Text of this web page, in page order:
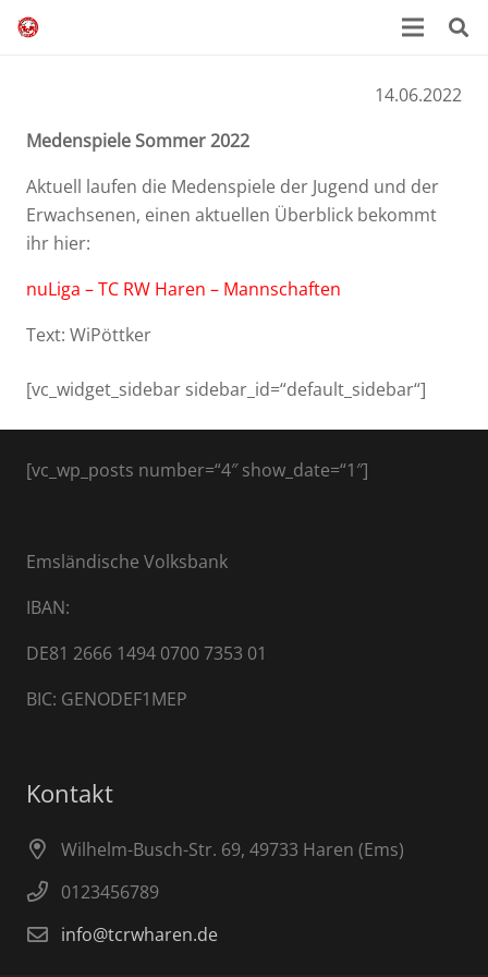
14.06.2022
Medenspiele Sommer 2022
Aktuell laufen die Medenspiele der Jugend und der
Erwachsenen, einen aktuellen Überblick bekommt
ihr hier:
nuLiga – TC RW Haren – Mannschaften
Text: WiPöttker
[vc_widget_sidebar sidebar_id=“default_sidebar“]
[vc_wp_posts number=“4″ show_date=“1″]
Emsländische Volksbank
IBAN:
DE81 2666 1494 0700 7353 01
BIC: GENODEF1MEP
Kontakt
Wilhelm-Busch-Str. 69, 49733 Haren (Ems)
0123456789
info@tcrwharen.de